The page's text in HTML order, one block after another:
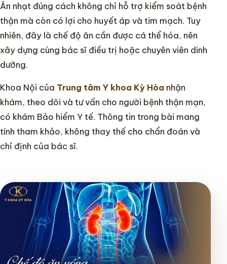
Ăn nhạt đúng cách không chỉ hỗ trợ kiểm soát bệnh
thận mà còn có lợi cho huyết áp và tim mạch. Tuy
nhiên, đây là chế độ ăn cần được cá thể hóa, nên
xây dựng cùng bác sĩ điều trị hoặc chuyên viên dinh
dưỡng.
Khoa Nội của Trung tâm Y khoa Kỳ Hòa nhận
khám, theo dõi và tư vấn cho người bệnh thận mạn,
có khám Bảo hiểm Y tế. Thông tin trong bài mang
tính tham khảo, không thay thế cho chẩn đoán và
chỉ định của bác sĩ.